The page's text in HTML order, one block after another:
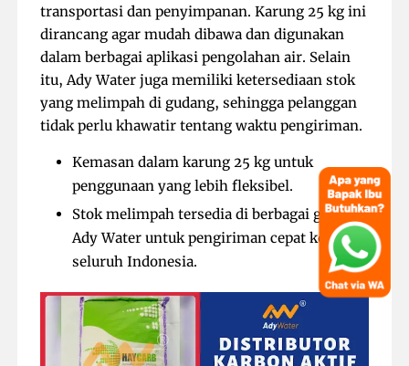
transportasi dan penyimpanan. Karung 25 kg ini
dirancang agar mudah dibawa dan digunakan
dalam berbagai aplikasi pengolahan air. Selain
itu, Ady Water juga memiliki ketersediaan stok
yang melimpah di gudang, sehingga pelanggan
tidak perlu khawatir tentang waktu pengiriman.
Kemasan dalam karung 25 kg untuk
penggunaan yang lebih fleksibel.
Stok melimpah tersedia di berbagai gudang
Ady Water untuk pengiriman cepat ke
seluruh Indonesia.